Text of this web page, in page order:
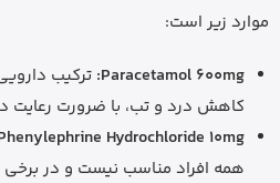
موارد زیر است:
Paracetamol 600mg: ترکیب
کاهش درد و تب، با ضرورت رعایت
Hydrochloride 10mg:
همه افراد مناسب نیست و در برخی